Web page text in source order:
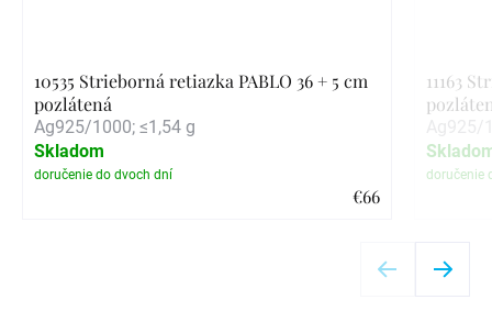
10535 Strieborná retiazka PABLO 36 + 5 cm
pozlátená
Ag925/1000; ≤1,54 g
€66
Skladom
11163